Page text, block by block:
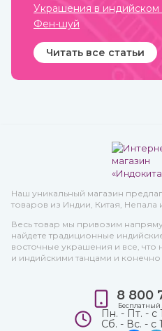
Украшения в индийском
Фен-шуй
Читать все статьи
Наш уникальный магазин
товаров из Индии, Китая, Непала
Весь товар мы привозим
найдете традиционные
восточные украшения и все, что
и индийскими танцами и
8 800
Бесплатный
Пн. - Пт. - с
Сб. - Вс. - с